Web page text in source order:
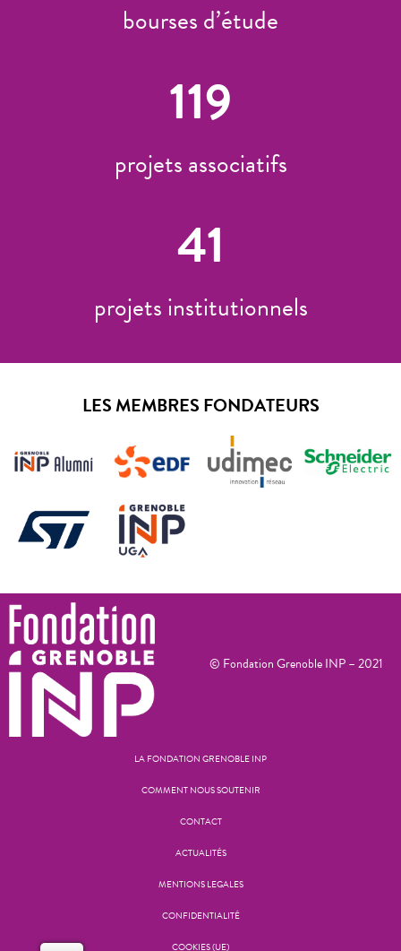
bourses d’étude
119
projets associatifs
41
projets institutionnels
LES MEMBRES FONDATEURS
© Fondation Grenoble INP – 2021
LA FONDATION GRENOBLE INP
COMMENT NOUS SOUTENIR
CONTACT
ACTUALITÉS
MENTIONS LEGALES
CONFIDENTIALITÉ
COOKIES (UE)